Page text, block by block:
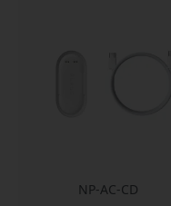
NP-AC-CD